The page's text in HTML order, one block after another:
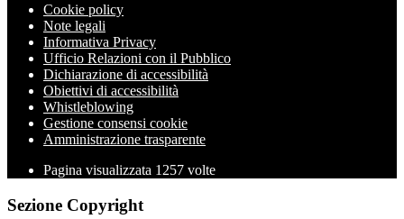
Cookie policy
Note legali
Informativa Privacy
Ufficio Relazioni con il Pubblico
Dichiarazione di accessibilità
Obiettivi di accessibilità
Whistleblowing
Gestione consensi cookie
Amministrazione trasparente
Pagina visualizzata 1257 volte
Sezione Copyright